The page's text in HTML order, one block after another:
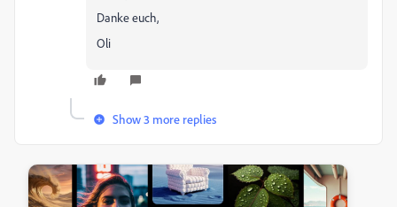
Danke euch,
Oli
Show 3 more replies